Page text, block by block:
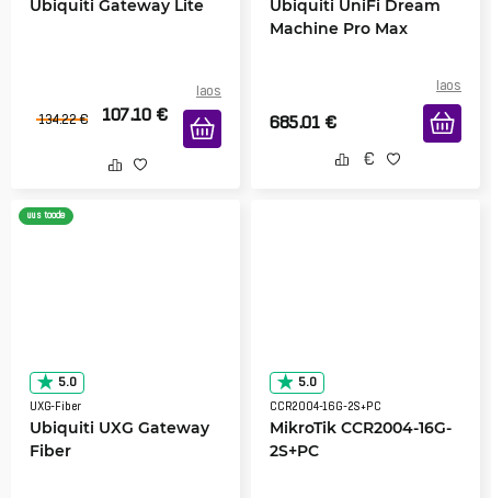
Ubiquiti Gateway Lite
laos
134.22 € 107.10 €
Ubiquiti UniFi Dream
Machine Pro Max
laos
685.01 €
uus toode
5.0
UXG-Fiber
Ubiquiti UXG Gateway
Fiber
5.0
CCR2004-16G-2S+PC
MikroTik CCR2004-16G-
2S+PC